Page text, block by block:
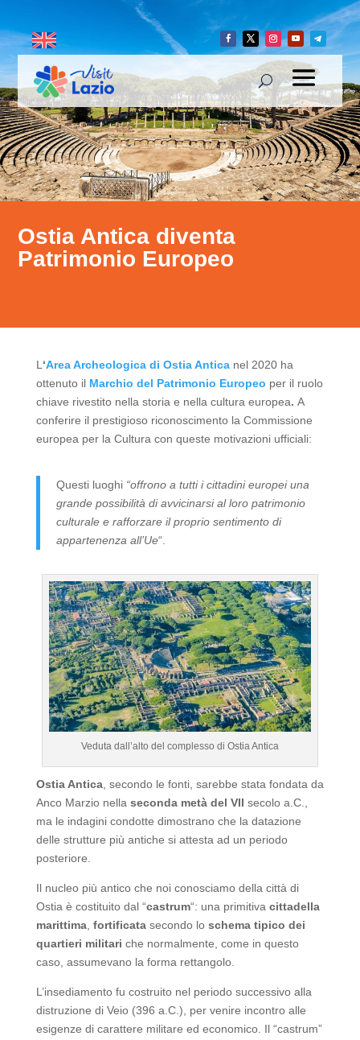
Ostia Antica diventa
Patrimonio Europeo
L ‘Area Archeologica di Ostia Antica nel 2020 ha
ottenuto il Marchio del Patrimonio Europeo per il ruolo
chiave rivestito nella storia e nella cultura europea. A
conferire il prestigioso riconoscimento la Commissione
europea per la Cultura con queste motivazioni ufficiali:
Questi luoghi “offrono a tutti i cittadini europei una
grande possibilità di avvicinarsi al loro patrimonio
culturale e rafforzare il proprio sentimento di
appartenenza all’Ue“.
Veduta dall’alto del complesso di Ostia Antica
Ostia Antica, secondo le fonti, sarebbe stata fondata da
Anco Marzio nella seconda metà del VII secolo a.C.,
ma le indagini condotte dimostrano che la datazione
delle strutture più antiche si attesta ad un periodo
posteriore.
Il nucleo più antico che noi conosciamo della città di
Ostia è costituito dal “castrum“: una primitiva cittadella
marittima, fortificatasecondo lo schema tipico dei
quartieri militari che normalmente, come in questo
caso, assumevano la forma rettangolo.
L’insediamento fu costruito nel periodo successivo alla
distruzione di Veio (396 a.C.), per venire incontro alle
esigenze di carattere militare ed economico. Il “castrum”